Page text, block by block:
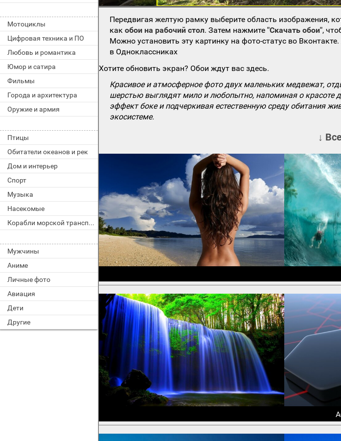
Мотоциклы
Цифровая техника и ПО
Любовь и романтика
Юмор и сатира
Фильмы
Города и архитектура
Оружие и армия
Птицы
Обитатели океанов и рек
Дом и интерьер
Спорт
Музыка
Насекомые
Корабли морской транспорт
Мужчины
Аниме
Личные фото
Авиация
Дети
Другие
Передвигая желтую рамку выберите область изображения,
какобои на рабочий стол. Затем нажмите"Скачать обои",
Можно установить эту картинку на фото-статус во
в Одноклассниках
Хотите обновить экран? Обои ждут вас здесь.
Красивое и атмосферное фото двух маленьких медвежат,
шерстью выглядят мило и любопытно, напоминая о красоте
эффект боке и подчеркивая естественную среду обитания
экосистеме.
↓